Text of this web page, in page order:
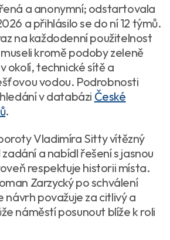
a anonymní; odstartovala
a přihlásilo se do ní 12 týmů.
na každodenní použitelnost
kromě podoby zeleně
okolí, technické sítě a
vodou. Podrobnosti
v databázi České
.
Vladimíra Sitty vítězný
a nabídl řešení s jasnou
respektuje historii místa.
Zarzycký po schválení
návrh považuje za citlivý a
náměstí posunout blíže k roli